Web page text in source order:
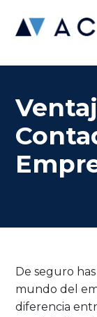
De seguro
mundo del
diferencia